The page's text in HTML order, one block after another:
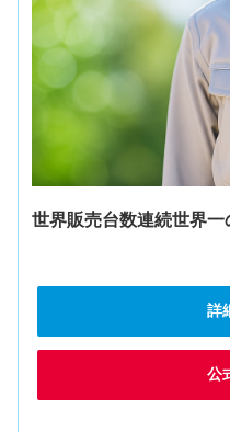
世界販売台数連続世界
詳
公